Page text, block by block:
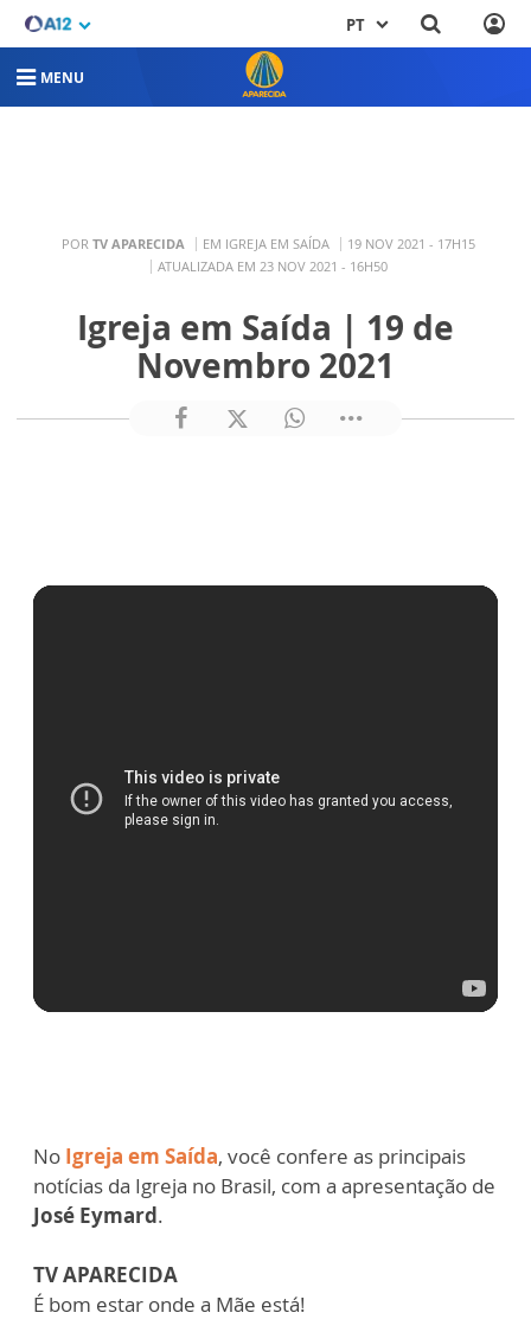
PT
MENU
POR TV APARECIDA EM IGREJA EM SAÍDA
19 NOV 2021 - 17H15
ATUALIZADA EM 23 NOV 2021 - 16H50
Igreja em Saída | 19 de
Novembro 2021
No Igreja em Saída, você confere as principais
notícias da Igreja no Brasil, com a apresentação de
José Eymard.
TV APARECIDA
É bom estar onde a Mãe está!